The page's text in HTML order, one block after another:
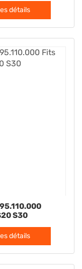
détails
S30
détails